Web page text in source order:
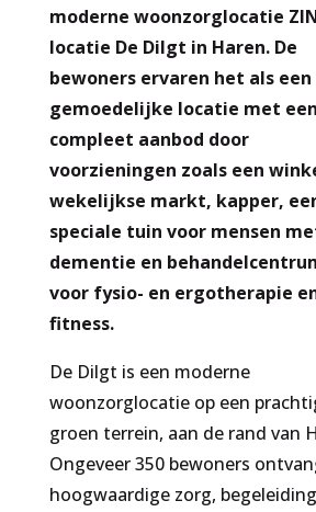
moderne woonzorglocatie
locatie De Dilgt in Haren. De
bewoners ervaren het als een
gemoedelijke locatie met een
compleet aanbod door
voorzieningen zoals een
wekelijkse markt, kapper,
speciale tuin voor mensen
dementie en
voor fysio- en ergotherapie
fitness.
De Dilgt is een moderne
woonzorglocatie op een
groen terrein, aan de rand van
Ongeveer 350 bewoners
hoogwaardige zorg, begeleiding